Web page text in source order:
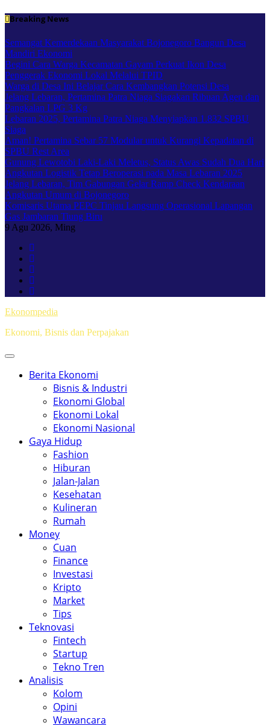
Skip
content
Breaking News
Semangat Kemerdekaan Masyarakat Bojonegoro Bangun Desa
Mandiri Ekonomi
Begini Cara Warga Kecamatan Gayam Perkuat Ikon Desa
Penggerak Ekonomi Lokal Melalui TPID
Warga di Desa Ini Belajar Cara Kembangkan Potensi Desa
Jelang Lebaran, Pertamina Patra Niaga Siagakan Ribuan Agen dan
Pangkalan LPG 3 Kg
Lebaran 2025, Pertamina Patra Niaga Menyiapkan 1.832 SPBU
Siaga
Aman! Pertamina Sebar 57 Modular untuk Kurangi Kepadatan di
SPBU Rest Area
Gunung Lewotobi Laki-Laki Meletus, Status Awas Sudah Dua Hari
Angkutan Logistik Tetap Beroperasi pada Masa Lebaran 2025
Jelang Lebaran, Tim Gabungan Gelar Ramp Check Kendaraan
Angkutan Umum di Bojonegoro
Komisaris Utama PEPC Tinjau Langsung Operasional Lapangan
Gas Jambaran Tiung Biru
9 Agu 2026, Ming
Ekonompedia
Ekonomi, Bisnis dan Perpajakan
Berita Ekonomi
Bisnis & Industri
Ekonomi Global
Ekonomi Lokal
Ekonomi Nasional
Gaya Hidup
Fashion
Hiburan
Jalan-Jalan
Kesehatan
Kulineran
Rumah
Money
Cuan
Finance
Investasi
Kripto
Market
Tips
Teknovasi
Fintech
Startup
Tekno Tren
Analisis
Kolom
Opini
Wawancara